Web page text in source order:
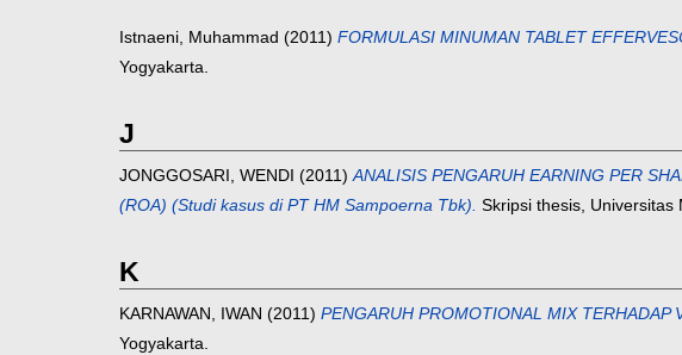
Istnaeni, Muhammad (2011) FORMULASI MINUMAN TABLET
Yogyakarta.
J
JONGGOSARI, WENDI (2011)ANALISIS PENGARUH EARNING PER
(ROA) (Studi kasus di PT HM Sampoerna Tbk). Skripsi thesis, Universitas
K
KARNAWAN, IWAN (2011) PENGARUH PROMOTIONAL MIX TERHADAP
Yogyakarta.